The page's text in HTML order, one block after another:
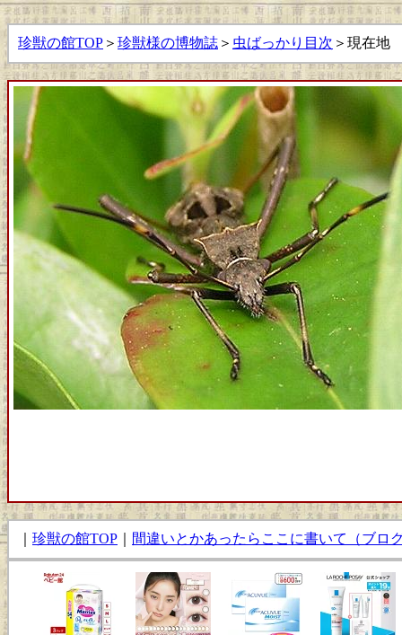
珍獣の館TOP ＞ 珍獣様の博物誌 ＞ 虫ばっかり目次 ＞現在地
珍獣の館TOP 間違いとかあったらここに書いて（ブロ